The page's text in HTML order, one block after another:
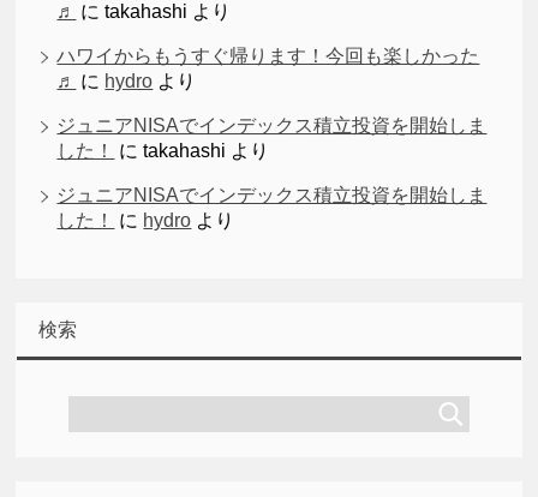
♬
にtakahashi より
ハワイからもうすぐ帰ります！今回も楽しかった
♬
に hydro より
ジュニアNISAでインデックス積立投資を開始しま
した！
にtakahashi より
ジュニアNISAでインデックス積立投資を開始しま
した！
に hydro より
検索